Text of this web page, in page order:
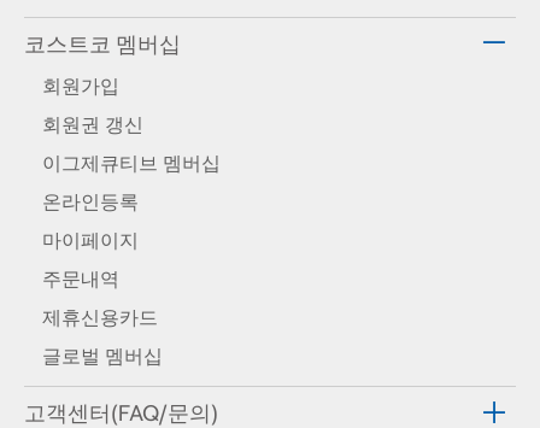
코스트코 멤버십
회원가입
회원권 갱신
이그제큐티브 멤버십
온라인등록
마이페이지
주문내역
제휴신용카드
글로벌 멤버십
고객센터(FAQ/문의)